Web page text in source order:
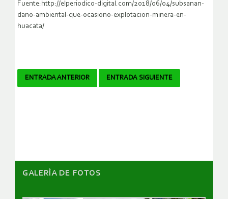
Fuente:http://elperiodico-digital.com/2018/06/04/subsanan-
dano-ambiental-que-ocasiono-explotacion-minera-en-
huacata/
Navegador
ENTRADA ANTERIOR ENTRADA SIGUIENTE
GALERÌA DE FOTOS